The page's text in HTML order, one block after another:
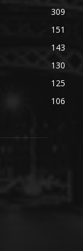
309
151
143
130
125
106